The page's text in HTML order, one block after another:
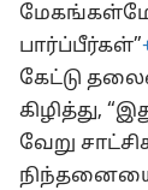
பார்ப்பீர்கள்”
கேட்டு
கிழித்து,
வேறு